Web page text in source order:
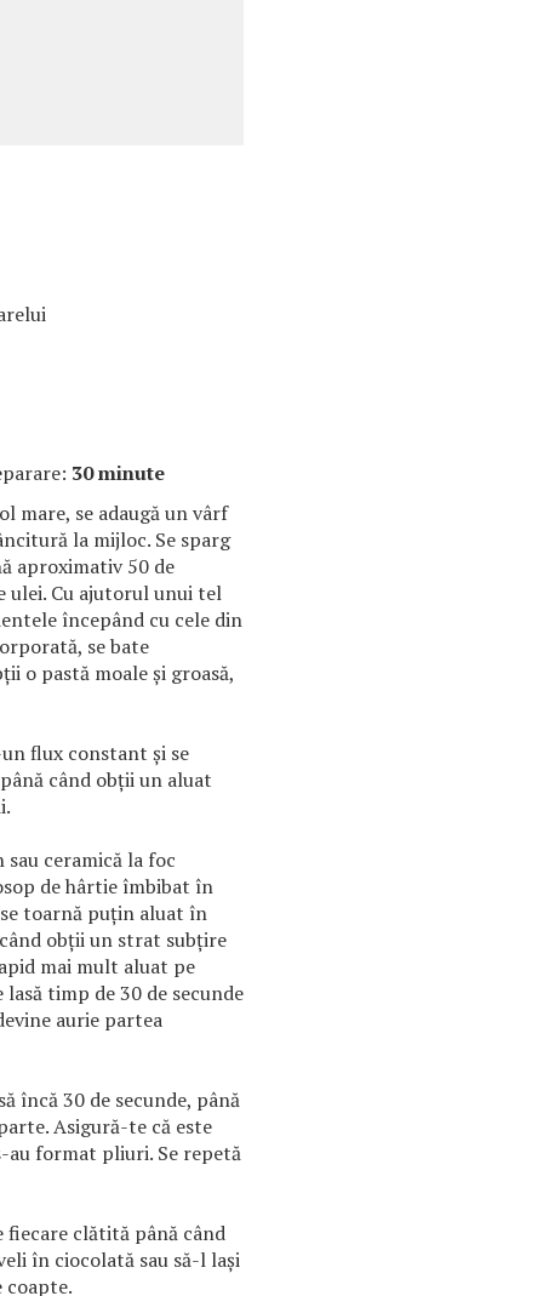
30 minute
mare, se adaugă un vârf
la mijloc. Se sparg
aproximativ 50 de
Cu ajutorul unui tel
începând cu cele din
se bate
o pastă moale și groasă,
flux constant și se
când obții un aluat
ceramică la foc
de hârtie îmbibat în
toarnă puțin aluat în
obții un strat subțire
mai mult aluat pe
timp de 30 de secunde
aurie partea
încă 30 de secunde, până
Asigură-te că este
au format pliuri. Se repetă
fiecare clătită până când
în ciocolată sau să-l lași
coapte.